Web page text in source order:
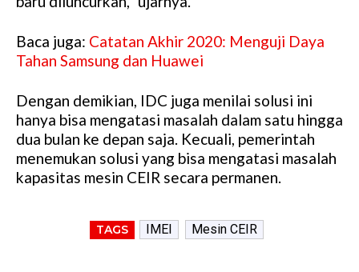
Baca juga: Catatan Akhir 2020: Menguji Daya
Tahan Samsung dan Huawei
Dengan demikian, IDC juga menilai solusi ini
hanya bisa mengatasi masalah dalam satu hingga
dua bulan ke depan saja. Kecuali, pemerintah
menemukan solusi yang bisa mengatasi masalah
kapasitas mesin CEIR secara permanen.
TAGS IMEI Mesin CEIR